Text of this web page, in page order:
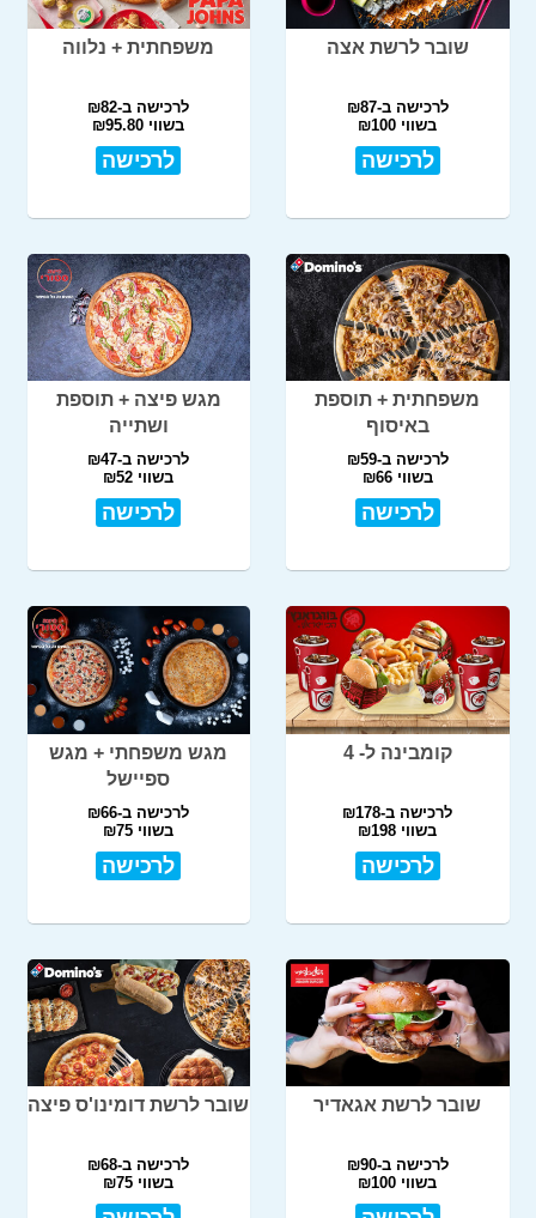
שובר לרשת אצה
לרכישה ב-₪87
בשווי ₪100
לרכישה
משפחתית + נלווה
לרכישה ב-₪82
בשווי ₪95.80
לרכישה
משפחתית + תוספת
באיסוף
לרכישה ב-₪59
בשווי ₪66
לרכישה
מגש פיצה + תוספת
ושתייה
לרכישה ב-₪47
בשווי ₪52
לרכישה
קומבינה ל- 4
לרכישה ב-₪178
בשווי ₪198
לרכישה
מגש משפחתי + מגש
ספיישל
לרכישה ב-₪66
בשווי ₪75
לרכישה
שובר לרשת אגאדיר
לרכישה ב-₪90
בשווי ₪100
שובר לרשת דומינו'ס פיצה
לרכישה ב-₪68
בשווי ₪75